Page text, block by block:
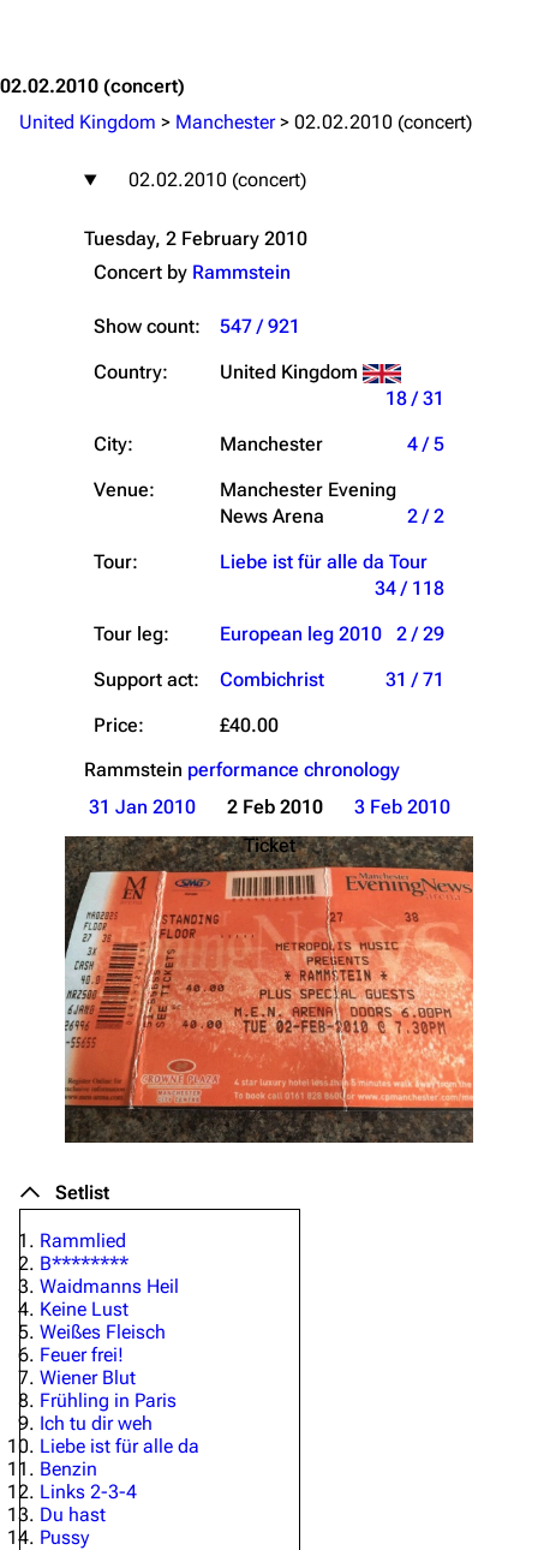
02.02.2010 (concert)
United Kingdom > Manchester> 02.02.2010 (concert)
02.02.2010 (concert)
Tuesday, 2 February 2010
Concert by Rammstein
Show count:
547 / 921
Country:
United Kingdom
18 / 31
City:
Manchester
4 / 5
Venue:
Manchester Evening
News Arena
2 / 2
Tour:
Liebe ist für alle da Tour
34 / 118
Tour leg:
European leg 2010
2 / 29
Support act:
Combichrist
31 / 71
Price:
£40.00
Rammstein performance chronology
31 Jan 2010
2 Feb 2010
3 Feb 2010
Ticket
Setlist
Rammlied
B********
Waidmanns Heil
Keine Lust
Weißes Fleisch
Feuer frei!
Wiener Blut
Frühling in Paris
Ich tu dir weh
Liebe ist für alle da
Benzin
Links 2-3-4
Du hast
Pussy